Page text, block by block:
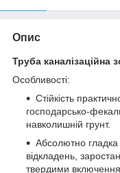
Опис
Труба каналізаційна
Особливості:
Стійкість
господарсько-
навколишній грунт.
Абсолютно гладка
відкладень,
твердими